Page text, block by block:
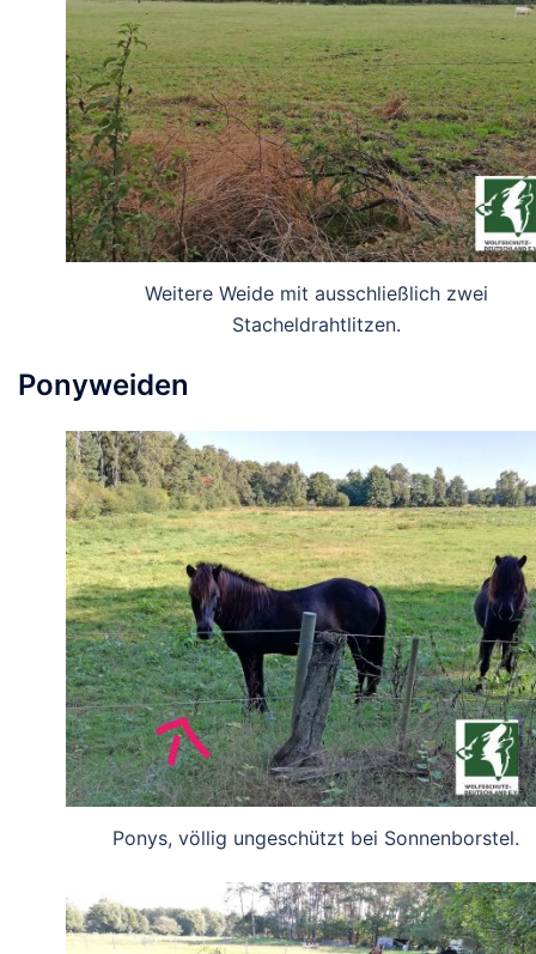
Weitere Weide mit ausschließlich zwei
Stacheldrahtlitzen.
Ponyweiden
Ponys, völlig ungeschützt bei Sonnenborstel.